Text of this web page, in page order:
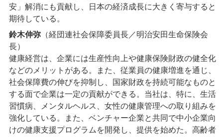
安」解消にも貢献し、日本の経済成長に大きく寄与すると
期待している。
鈴木伸弥 （経団連社会保障委員長／明治安田生命保険会
長）
健康経営は、企業には生産性向上や健康保険財政の健全化
などのメリットがある。また、従業員の健康増進を通じ、
社会保障費の伸びを抑制し、国家財政を持続可能なものと
する面で企業は一定の貢献ができる。当社は、特に、生活
習慣病、メンタルヘルス、女性の健康管理への取り組みを
強化している。また、ベンチャー企業と共同で中小企業向
けの健康支援プログラムを開発し、提供を始めた。高齢者